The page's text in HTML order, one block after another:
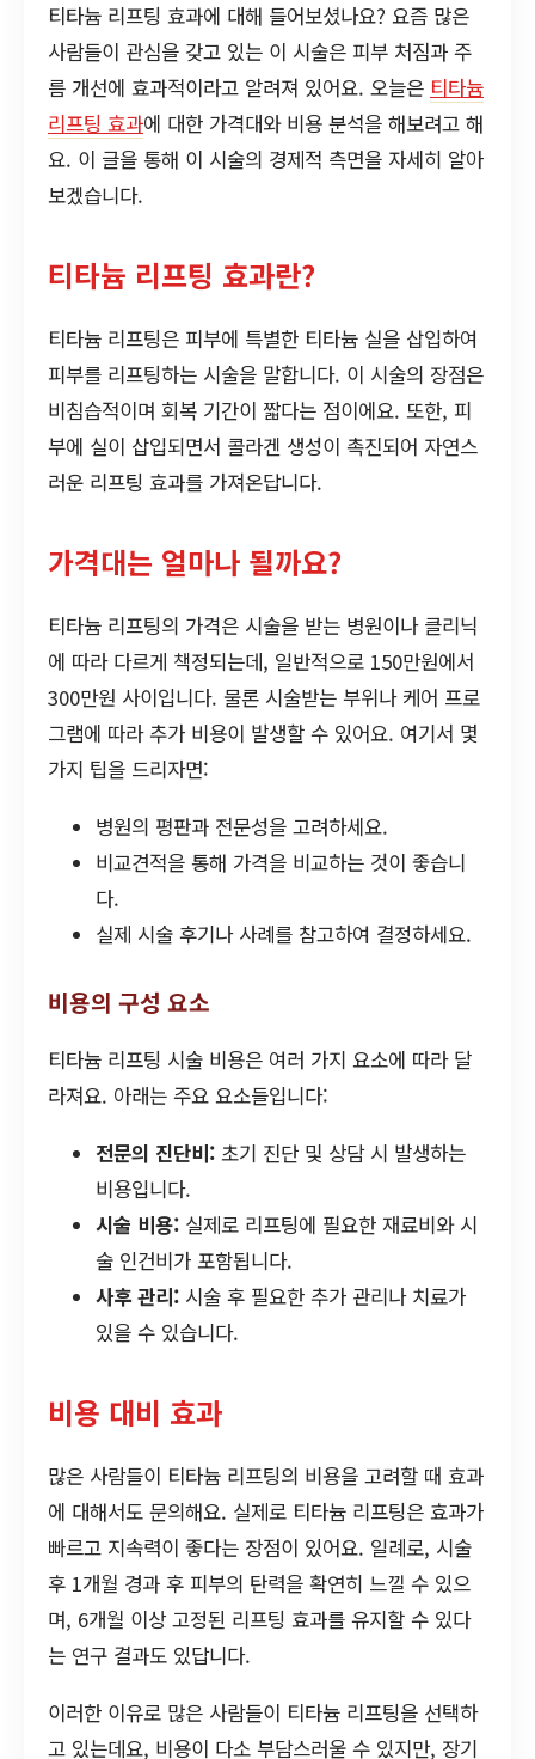
티타늄 리프팅 효과에 대해 들어보셨나요? 요즘 많은
사람들이 관심을 갖고 있는 이 시술은 피부 처짐과 주
름 개선에 효과적이라고 알려져 있어요. 오늘은 티타늄
리프팅 효과에 대한 가격대와 비용 분석을 해보려고 해
요. 이 글을 통해 이 시술의 경제적 측면을 자세히 알아
보겠습니다.
티타늄 리프팅 효과란?
티타늄 리프팅은 피부에 특별한 티타늄 실을 삽입하여
피부를 리프팅하는 시술을 말합니다. 이 시술의 장점은
비침습적이며 회복 기간이 짧다는 점이에요. 또한, 피
부에 실이 삽입되면서 콜라겐 생성이 촉진되어 자연스
러운 리프팅 효과를 가져온답니다.
가격대는 얼마나 될까요?
티타늄 리프팅의 가격은 시술을 받는 병원이나 클리닉
에 따라 다르게 책정되는데, 일반적으로 150만원에서
300만원 사이입니다. 물론 시술받는 부위나 케어 프로
그램에 따라 추가 비용이 발생할 수 있어요. 여기서 몇
가지 팁을 드리자면:
병원의 평판과 전문성을 고려하세요.
비교견적을 통해 가격을 비교하는 것이 좋습니
다.
실제 시술 후기나 사례를 참고하여 결정하세요.
비용의 구성 요소
티타늄 리프팅 시술 비용은 여러 가지 요소에 따라 달
라져요. 아래는 주요 요소들입니다:
전문의 진단비: 초기 진단 및 상담 시 발생하는
비용입니다.
시술 비용: 실제로 리프팅에 필요한 재료비와 시
술 인건비가 포함됩니다.
사후 관리: 시술 후 필요한 추가 관리나 치료가
있을 수 있습니다.
비용 대비 효과
많은 사람들이 티타늄 리프팅의 비용을 고려할 때 효과
에 대해서도 문의해요. 실제로 티타늄 리프팅은 효과가
빠르고 지속력이 좋다는 장점이 있어요. 일례로, 시술
후 1개월 경과 후 피부의 탄력을 확연히 느낄 수 있으
며, 6개월 이상 고정된 리프팅 효과를 유지할 수 있다
는 연구 결과도 있답니다.
이러한 이유로 많은 사람들이 티타늄 리프팅을 선택하
고 있는데요, 비용이 다소 부담스러울 수 있지만, 장기